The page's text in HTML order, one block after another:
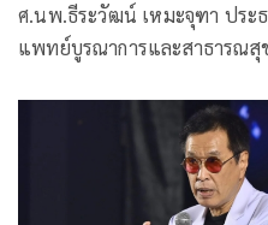
ศ.นพ.ธีระวัฒน์ เหมะจุฑา ประ
แพทย์บูรณาการและสาธารณสุ